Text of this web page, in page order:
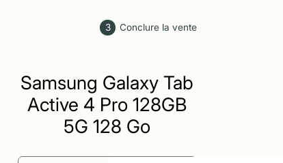
3 Conclure la vente
Samsung Galaxy Tab
Active 4 Pro 128GB
5G 128 Go